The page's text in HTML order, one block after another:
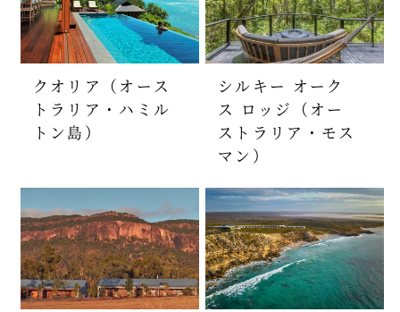
クオリア（オース
トラリア・ハミル
トン島）
シルキー オーク
ス ロッジ（オー
ストラリア・モス
マン）